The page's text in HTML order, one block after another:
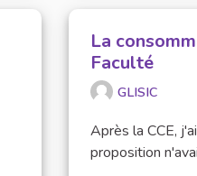
La
Faculté
GLISIC
Après la CCE,
proposition